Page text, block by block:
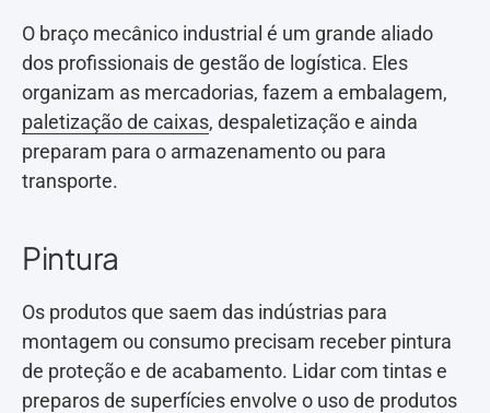
O braço mecânico industrial é um grande aliado
dos profissionais de gestão de logística. Eles
organizam as mercadorias, fazem a embalagem,
paletização de caixas, despaletização e ainda
preparam para o armazenamento ou para
transporte.
Pintura
Os produtos que saem das indústrias para
montagem ou consumo precisam receber pintura
de proteção e de acabamento. Lidar com tintas e
preparos de superfícies envolve o uso de produtos